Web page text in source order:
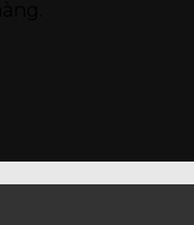
x 280
120